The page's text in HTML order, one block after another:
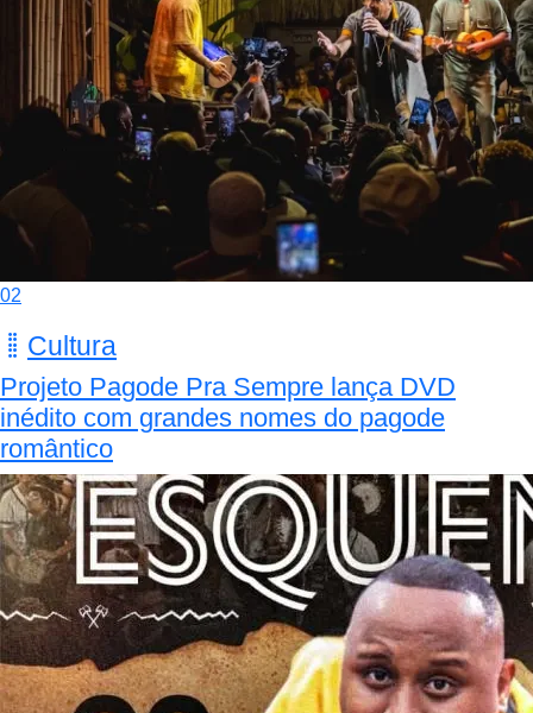
02
Cultura
Projeto Pagode Pra Sempre lança DVD
inédito com grandes nomes do pagode
romântico